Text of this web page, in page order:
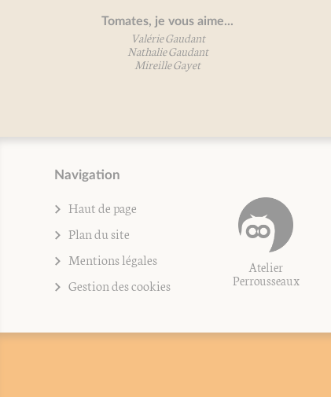
Tomates, je vous aime...
Valérie Gaudant
Nathalie Gaudant
Mireille Gayet
Navigation
Haut de page
Plan du site
Mentions légales
Gestion des cookies
Atelier
Perrousseaux